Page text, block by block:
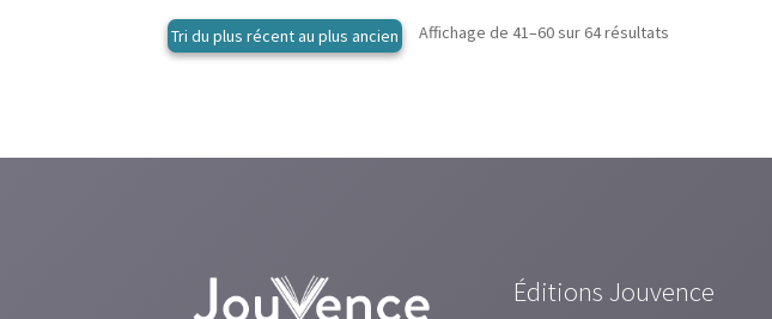
Affichage de 41–60 sur 64 résultats
plus
Éditions Jouvence